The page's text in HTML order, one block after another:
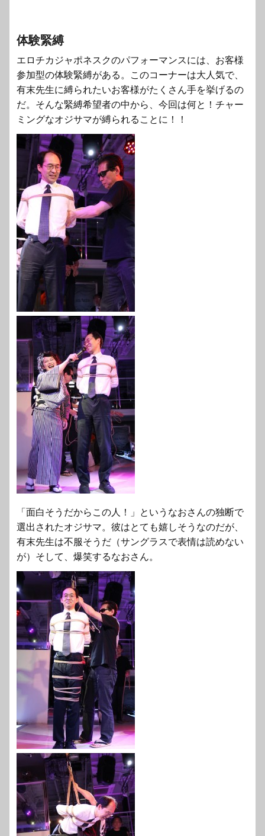
体験緊縛
エロチカジャポネスクのパフォーマンスには、お客様
参加型の体験緊縛がある。このコーナーは大人気で、
有末先生に縛られたいお客様がたくさん手を挙げるの
だ。そんな緊縛希望者の中から、今回は何と！チャー
ミングなオジサマが縛られることに！！
「面白そうだからこの人！」というなおさんの独断で
選出されたオジサマ。彼はとても嬉しそうなのだが、
有末先生は不服そうだ（サングラスで表情は読めない
が）そして、爆笑するなおさん。